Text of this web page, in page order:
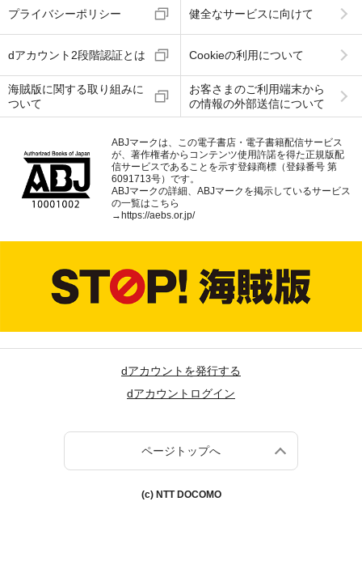
プライバシーポリシー 健全なサービスに向けて
dアカウント2段階認証とは Cookieの利用について
海賊版に関する取り組みに
ついて
お客さまのご利用端末から
の情報の外部送信について
ABJマークは、この電子書店・電子書籍配信サービス
が、著作権者からコンテンツ使用許諾を得た正規版配
信サービスであることを示す登録商標（登録番号 第
6091713号）です。
ABJマークの詳細、ABJマークを掲示しているサービス
の一覧はこちら
→ https://aebs.or.jp/
dアカウントを発行する
dアカウントログイン
ページトップへ
(c) NTT DOCOMO